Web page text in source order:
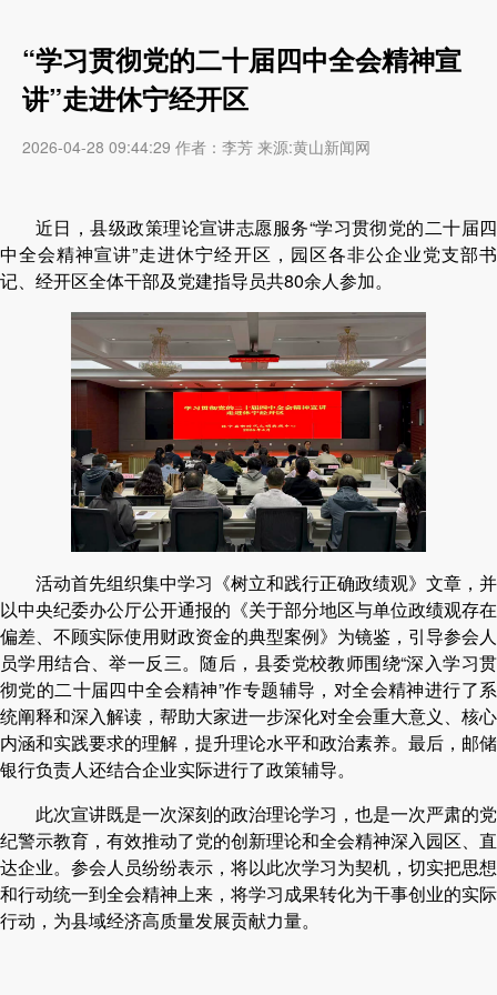
“学习贯彻党的二十届四中全会精神宣
讲”走进休宁经开区
2026-04-28 09:44:29 作者：李芳 来源:黄山新闻网
近日 ，县级政策理论宣讲志愿服务“学习贯彻党的二十届四
中全会精神宣讲”走进休宁经开区 ，园区各非公企业党支部书
记、经开区全体干部及党建指导员共80余人参加。
活动首先组织集中学习《树立和践行正确政绩观》文章，并
以中央纪委办公厅公开通报的《关于部分地区与单位政绩观存在
偏差、不顾实际使用财政资金的典型案例》为镜鉴，引导参会人
员学用结合、举一反三。随后，县委党校教师围绕“深入学习贯
彻党的二十届四中全会精神”作专题辅导，对全会精神进行了系
统阐释和深入解读，帮助大家进一步深化对全会重大意义、核心
内涵和实践要求的理解，提升理论水平和政治素养。最后，邮储
银行负责人还结合企业实际进行了政策辅导。
此次宣讲既是一次深刻的政治理论学习，也是一次严肃的党
纪警示教育，有效推动了党的创新理论和全会精神深入园区、直
达企业。参会人员纷纷表示，将以此次学习为契机，切实把思想
和行动统一到全会精神上来，将学习成果转化为干事创业的实际
行动，为县域经济高质量发展贡献力量。